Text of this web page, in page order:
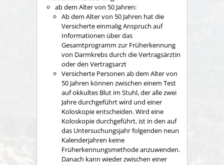
ab dem Alter von 50 Jahren:
Ab dem Alter von 50 Jahren hat die
Versicherte einmalig Anspruch auf
Informationen über das
Gesamtprogramm zur Früherkennung
von Darmkrebs durch die Vertragsärztin
oder den Vertragsarzt
Versicherte Personen ab dem Alter von
50 Jahren können zwischen einem Test
auf okkultes Blut im Stuhl, der alle zwei
Jahre durchgeführt wird und einer
Koloskopie entscheiden. Wird eine
Koloskopie durchgeführt, ist in den auf
das Untersuchungsjahr folgenden neun
Kalenderjahren keine
Früherkennungsmethode anzuwenden.
Danach kann wieder zwischen einer